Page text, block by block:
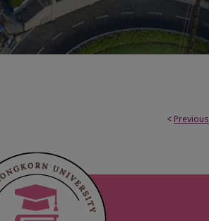
< Previous